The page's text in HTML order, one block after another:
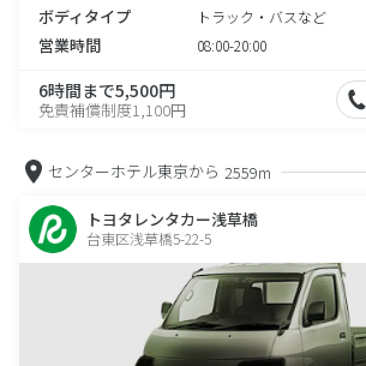
ボディタイプ トラック・バスなど
営業時間 08:00-20:00
6時間まで5,500円
免責補償制度1,100円
センターホテル東京から 2559m
トヨタレンタカー浅草橋
台東区浅草橋5-22-5